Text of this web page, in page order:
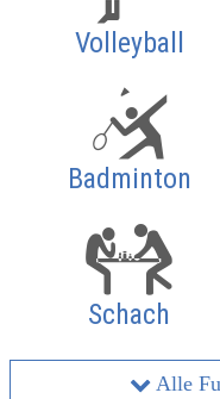
Volleyball
Badminton
Schach
Alle